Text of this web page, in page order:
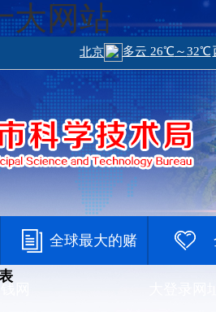
大网站
全球最大的赌